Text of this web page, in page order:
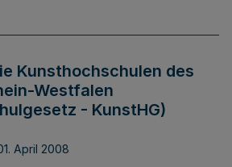
Kunsthochschulen des
Westfalen
- KunstHG)
April 2008